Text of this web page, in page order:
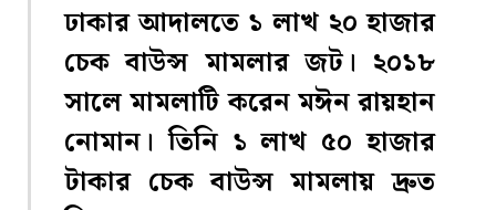
ঢাকার আদালতে ১ লাখ ২০ হাজার
চেক বাউন্স মামলার জট। ২০১৮
সালে মামলাটি করেন মঈন রায়হান
নোমান। তিনি ১ লাখ ৫০ হাজার
টাকার চেক বাউন্স মামলায় দ্রুত